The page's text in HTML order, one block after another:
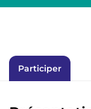
Participer